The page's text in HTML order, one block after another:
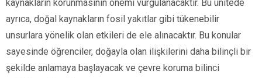
kaynakların korunmasının önemi vurgulanacaktır. Bu ünitede
ayrıca, doğal kaynakların fosil yakıtlar gibi tükenebilir
unsurlara yönelik olan etkileri de ele alınacaktır. Bu konular
sayesinde öğrenciler, doğayla olan ilişkilerini daha bilinçli bir
şekilde anlamaya başlayacak ve çevre koruma bilinci